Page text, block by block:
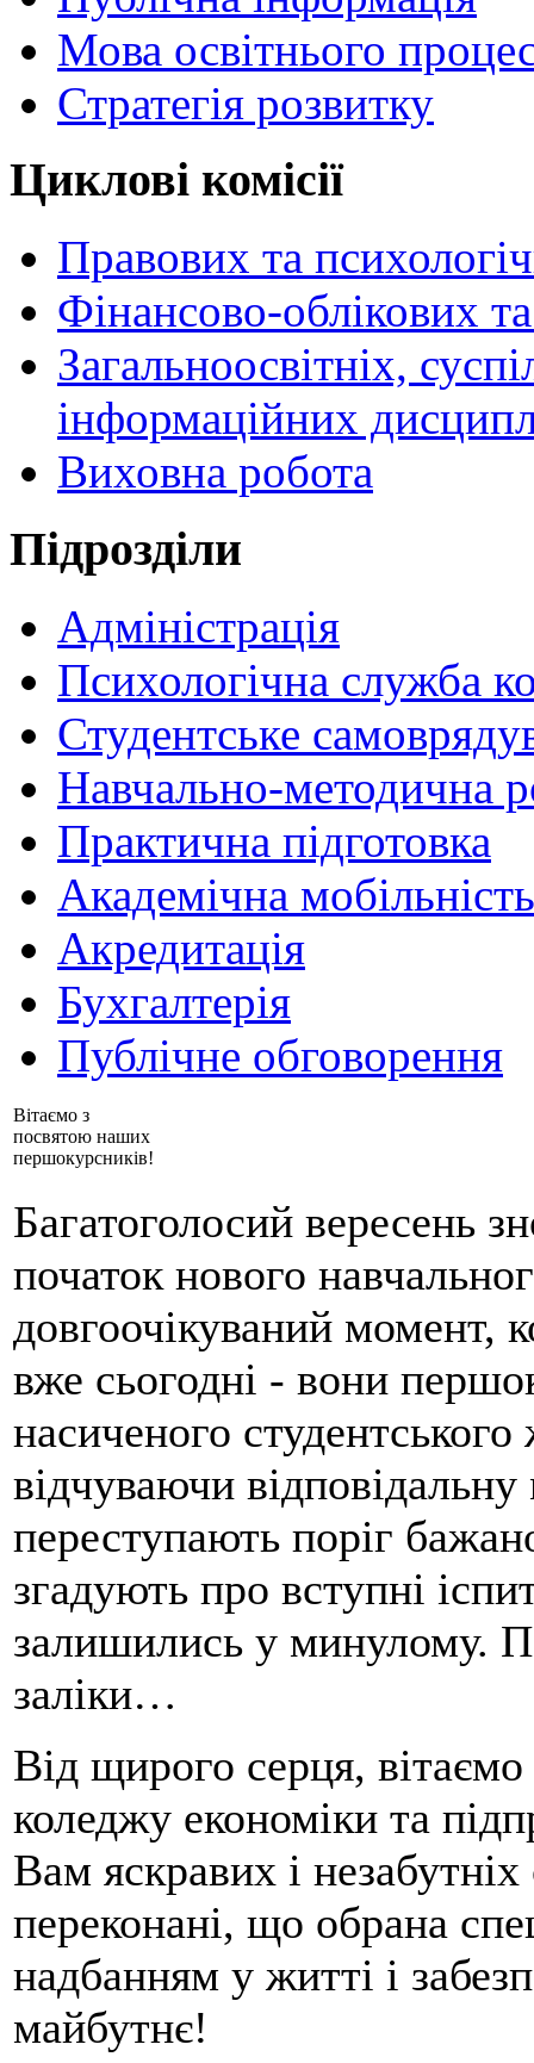
Мова освітнього
Стратегія розвитку
Циклові комісії
Правових та
Фінансово-облікових
Загальноосвітніх,
інформаційних
Виховна робота
Пiдрозділи
Адміністрація
Психологічна служба
Студентське
Навчально-методична
Практична підготовка
Академічна мобільність
Акредитація
Бухгалтерія
Публічне обговорення
Вітаємо з
посвятою наших
першокурсників!
Багатоголосий вересень
початок нового
довгоочікуваний момент,
вже сьогодні - вони
насиченого
відчуваючи
переступають поріг
згадують про вступні
залишились у минулому.
заліки…
Від щирого серця,
коледжу економіки та
Вам яскравих і
переконані, що обрана
надбанням у житті і
майбутнє!